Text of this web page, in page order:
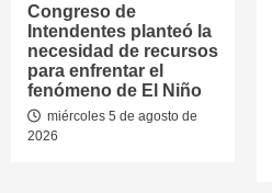
Congreso de
Intendentes planteó la
necesidad de recursos
para enfrentar el
fenómeno de El Niño
miércoles 5 de agosto de
2026